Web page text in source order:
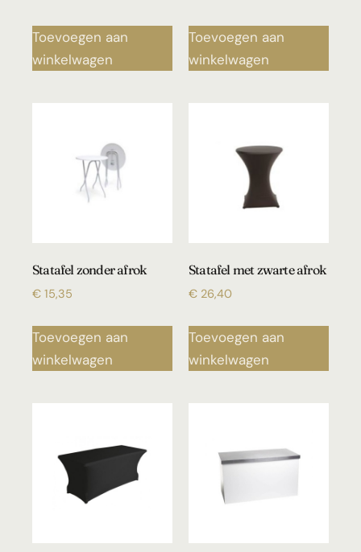
Toevoegen aan
winkelwagen
Toevoegen aan
winkelwagen
Statafel zonder afrok
€ 15,35
Toevoegen aan
winkelwagen
Statafel met zwarte afrok
€ 26,40
Toevoegen aan
winkelwagen